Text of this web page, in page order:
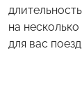
на
для вас